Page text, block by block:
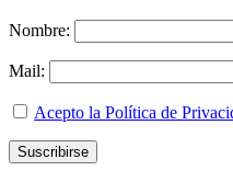
Nombre:
Mail:
Acepto la Política de